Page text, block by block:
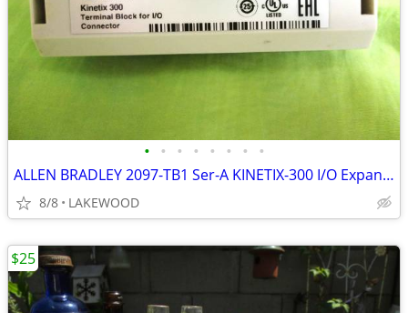
• • • • • • • •
ALLEN BRADLEY 2097-TB1 Ser-A KINETIX-300 I/O Expansion Terminal Block
8/8 LAKEWOOD
$25